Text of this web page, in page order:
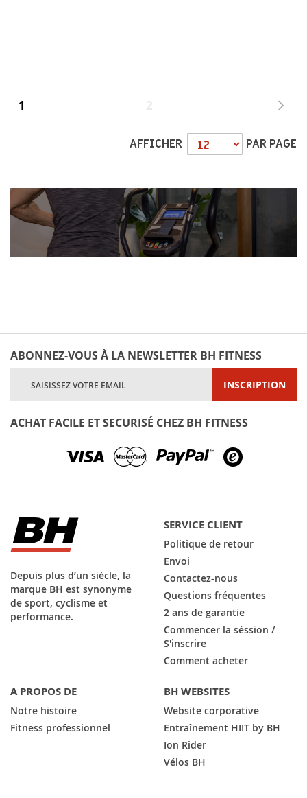
Page
Vous
page
1
AFFICHER PAR PAGE
ABONNEZ-VOUS À LA NEWSLETTER BH FITNESS
lettre
d’information
INSCRIPTION
ACHAT FACILE ET SECURISÉ CHEZ BH FITNESS
Depuis plus d’un siècle, la
marque BH est synonyme
de sport, cyclisme et
performance.
SERVICE CLIENT
Politique de retour
Envoi
Contactez-nous
Questions fréquentes
2 ans de garantie
Commencer la séssion /
S'inscrire
Comment acheter
A PROPOS DE
Notre histoire
Fitness professionnel
BH WEBSITES
Website corporative
Entraînement HIIT by BH
Ion Rider
Vélos BH